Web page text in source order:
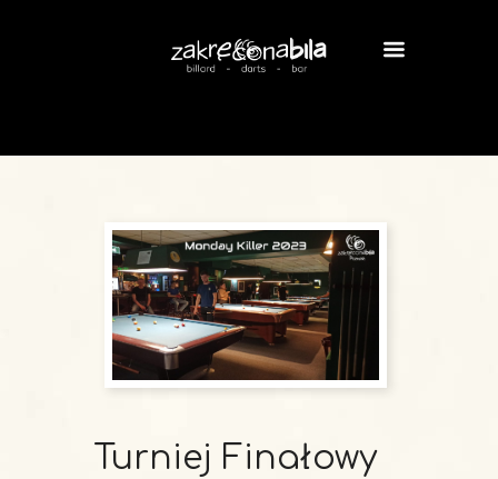
Turniej Finałowy